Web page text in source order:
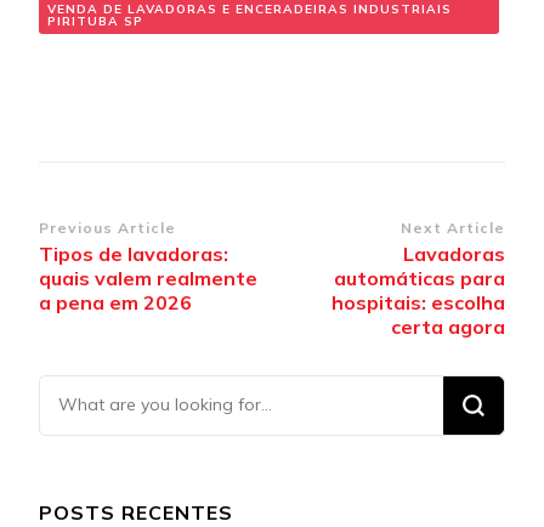
VENDA DE LAVADORAS E ENCERADEIRAS INDUSTRIAIS
PIRITUBA SP
Post
Navigation
Previous Article
Tipos de lavadoras:
quais valem realmente
a pena em 2026
Next Article
Lavadoras
automáticas para
hospitais: escolha
certa agora
Looking
for
POSTS RECENTES